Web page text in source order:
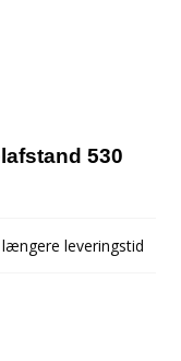
530
leveringstid